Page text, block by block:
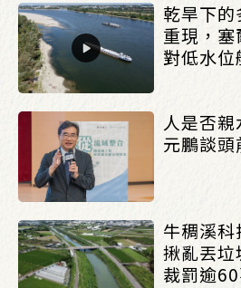
乾旱下
重現，
對低水位
人是否
元鵬談頭
牛稠溪
揪亂丟垃
裁罰逾